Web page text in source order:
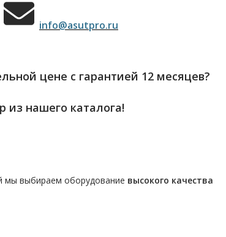
info@asutpro.ru
цене с гарантией 12 месяцев?
из нашего каталога!
мы выбираем оборудование высокого качества